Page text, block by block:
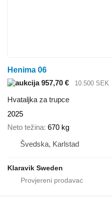
Henima 06
957,70 €
10.500 SEK
Hvataljka za trupce
2025
Neto težina 670 kg
Švedska, Karlstad
Klaravik Sweden